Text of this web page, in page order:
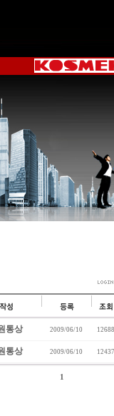
통상 2009/06/10 12688
통상 2009/06/10 12437
1